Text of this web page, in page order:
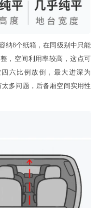
纳8个纸箱，在同级别中只能
，空间利用率较高，这点可
六比例放倒，最大进深为
多问题，后备厢空间实用性